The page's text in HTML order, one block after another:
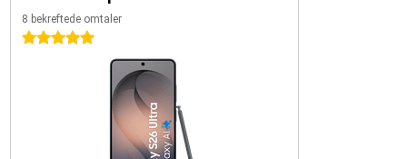
8 bekreftede omtaler
5 stjerner